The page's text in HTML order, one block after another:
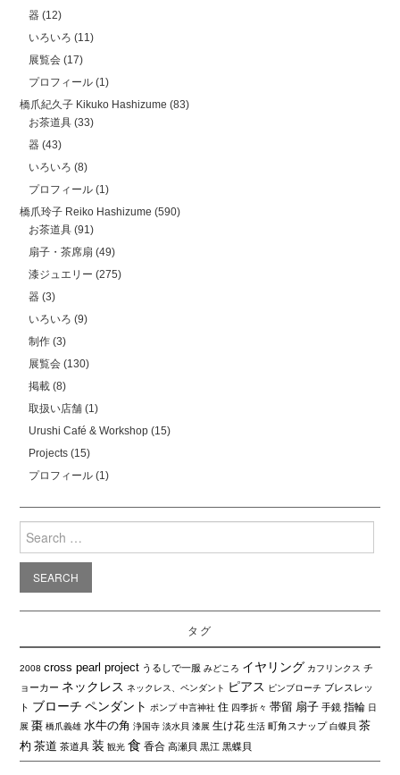
器 (12)
いろいろ (11)
展覧会 (17)
プロフィール (1)
橋爪紀久子 Kikuko Hashizume (83)
お茶道具 (33)
器 (43)
いろいろ (8)
プロフィール (1)
橋爪玲子 Reiko Hashizume (590)
お茶道具 (91)
扇子・茶席扇 (49)
漆ジュエリー (275)
器 (3)
いろいろ (9)
制作 (3)
展覧会 (130)
掲載 (8)
取扱い店舗 (1)
Urushi Café & Workshop (15)
Projects (15)
プロフィール (1)
for:
タグ
2008 cross pearl project うるしで一服 みどころ イヤリング カフリンクス チ
ョーカー ネックレス ネックレス、ペンダント ピアス ピンブローチ ブレスレッ
ト ブローチ ペンダント ポンプ 中言神社 住 四季折々 帯留 扇子 手鏡 指輪 日
展 棗 橋爪義雄 水牛の角 浄国寺 淡水貝 漆展 生け花 生活 町角スナップ 白蝶貝 茶
杓 茶道 茶道具 装 観光 食 香合 高瀬貝 黒江 黒蝶貝